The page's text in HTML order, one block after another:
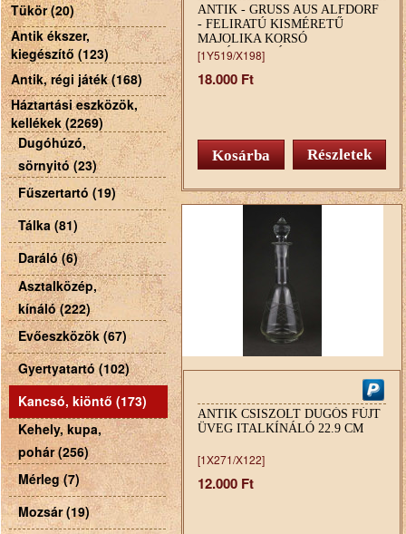
Tükör (20)
Antik ékszer,
kiegészítő (123)
Antik, régi játék (168)
Háztartási eszközök,
kellékek (2269)
Dugóhúzó,
sörnyitó (23)
Fűszertartó (19)
Tálka (81)
Daráló (6)
Asztalközép,
kínáló (222)
Evőeszközök (67)
Gyertyatartó (102)
Kancsó, kiöntő (173)
Kehely, kupa,
pohár (256)
Mérleg (7)
Mozsár (19)
ANTIK - GRUSS AUS ALFDORF
- FELIRATÚ KISMÉRETŰ
MAJOLIKA KORSÓ
EMLÉKKORSÓ 8.7 CM
[1Y519/X198]
18.000 Ft
Részletek
ANTIK CSISZOLT DUGÓS FÚJT
ÜVEG ITALKÍNÁLÓ 22.9 CM
[1X271/X122]
12.000 Ft